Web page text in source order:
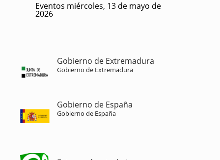
Eventos miércoles, 13 de mayo de
2026
Gobierno de Extremadura
Gobierno de Extremadura
Gobierno de España
Gobierno de España